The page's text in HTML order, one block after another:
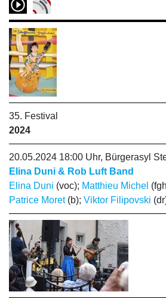
35. Festival
2024
20.05.2024 18:00 Uhr, Bürgerasyl
Elina Duni & Rob Luft Band
Elina Duni (voc); Matthieu Michel
Patrice Moret(b); Viktor Filipovski